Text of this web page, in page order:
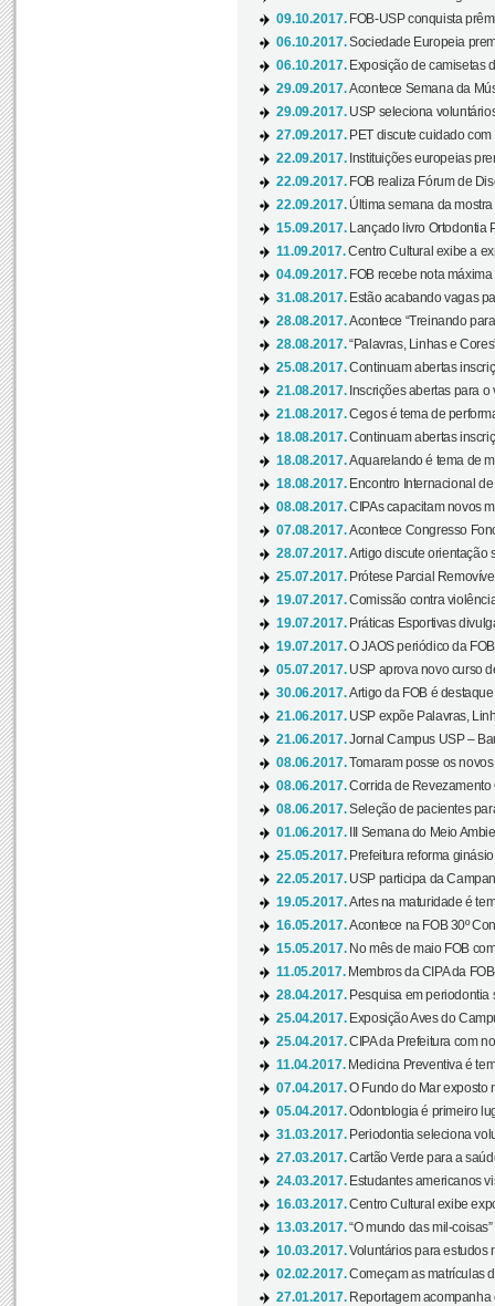
09.10.2017. FOB-USP conquista
06.10.2017.Sociedade Europeia
06.10.2017. Exposição de camisetas
29.09.2017.Acontece Semana da
29.09.2017. USP seleciona
27.09.2017. PET discute cuidado
22.09.2017. Instituições europeias
22.09.2017. FOB realiza Fórum de
22.09.2017. Última semana da mostra
15.09.2017.
Lançado livro Ortodontia
11.09.2017.Centro Cultural exibe a
04.09.2017. FOB recebe nota
31.08.2017. Estão acabando vagas
28.08.2017.Acontece “Treinando
28.08.2017.“Palavras, Linhas e
25.08.2017.Continuam abertas
21.08.2017. Inscrições abertas para
21.08.2017.Cegos é tema de
18.08.2017.Continuam abertas
18.08.2017.Aquarelando é tema de
18.08.2017. Encontro Internacional
08.08.2017.CIPAs capacitam novos
07.08.2017.Acontece Congresso
28.07.2017.Artigo discute orientação
25.07.2017. Prótese Parcial
19.07.2017.Comissão contra
19.07.2017. Práticas Esportivas
19.07.2017.O JAOS periódico da
05.07.2017. USP aprova novo curso
30.06.2017.Artigo da FOB é
21.06.2017. USP expõe Palavras,
21.06.2017.Jornal Campus USP –
08.06.2017.Tomaram posse os
08.06.2017.Corrida de Revezamento
08.06.2017.Seleção de pacientes
01.06.2017.
III Semana do Meio
25.05.2017. Prefeitura reforma
22.05.2017. USP participa da
19.05.2017.Artes na maturidade é
16.05.2017.Acontece na FOB 30º
15.05.2017. No mês de maio FOB
11.05.2017. Membros da CIPA da
28.04.2017. Pesquisa em periodontia
25.04.2017. Exposição Aves do
25.04.2017.CIPA da Prefeitura com
11.04.2017. Medicina Preventiva é
07.04.2017.O Fundo do Mar exposto
05.04.2017.Odontologia é primeiro
31.03.2017. Periodontia seleciona
27.03.2017.Cartão Verde para a
24.03.2017. Estudantes americanos
16.03.2017.Centro Cultural exibe
13.03.2017.“O mundo das mil-
10.03.2017.Voluntários para estudos
02.02.2017.Começam as matrículas
27.01.2017. Reportagem